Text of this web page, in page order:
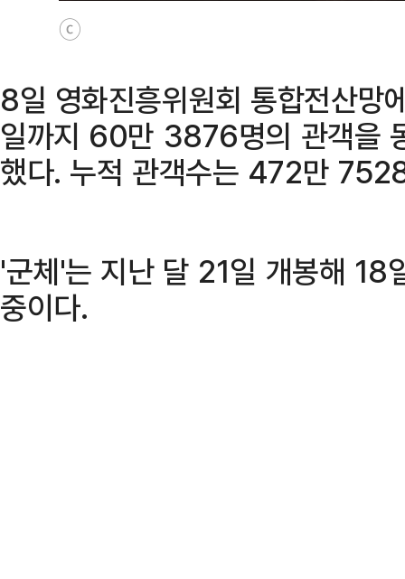
ⓒ
8일 영화진흥위원회 통합전산망
일까지 60만 3876명의 관객을
했다. 누적 관객수는 472만
'군체'는 지난 달 21일 개봉해 18
중이다.